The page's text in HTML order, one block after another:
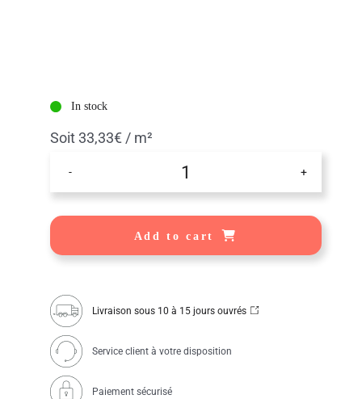
In stock
Soit 33,33€ / m²
Lames
terrasse
composite
anthracite
quantity
Add to cart
Livraison sous 10 à 15 jours ouvrés
Service client à votre disposition
Paiement sécurisé